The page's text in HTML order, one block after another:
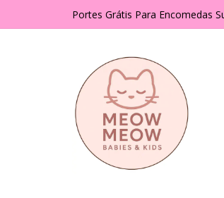
Portes Grátis Para Encomedas